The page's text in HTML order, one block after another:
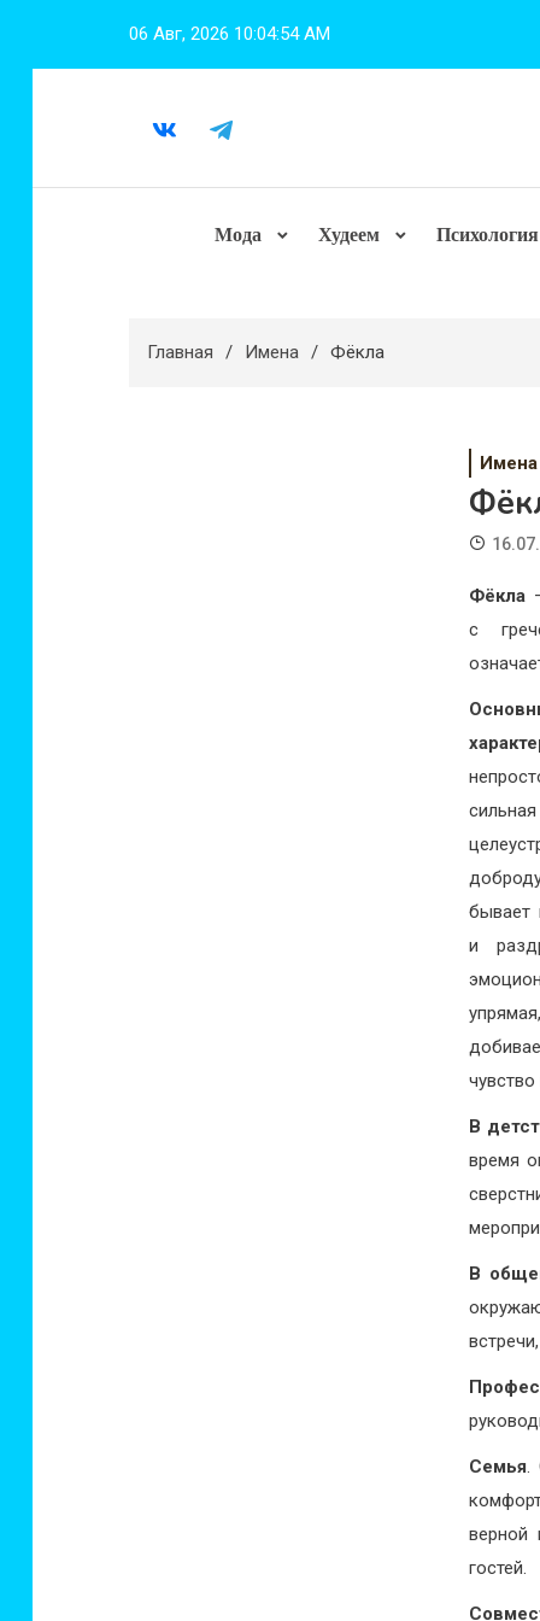
06 Авг, 2026 10:04:55 AM
Мода Худеем Психология
Главная Имена Фёкла
Имена
Фёкла
с
бывает
и
В
время
В
Семья.
верной
гостей.